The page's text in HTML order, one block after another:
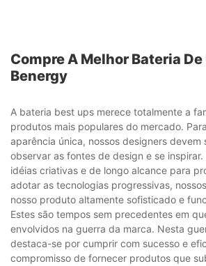
Compre A Melhor Bateria De
Benergy
A bateria best ups merece totalmente a
produtos mais populares do mercado.
aparência única, nossos designers devem
observar as fontes de design e se inspirar.
idéias criativas e de longo alcance para
adotar as tecnologias progressivas,
nosso produto altamente sofisticado e
Estes são tempos sem precedentes em
envolvidos na guerra da marca. Nesta
destaca-se por cumprir com sucesso e
compromisso de fornecer produtos que